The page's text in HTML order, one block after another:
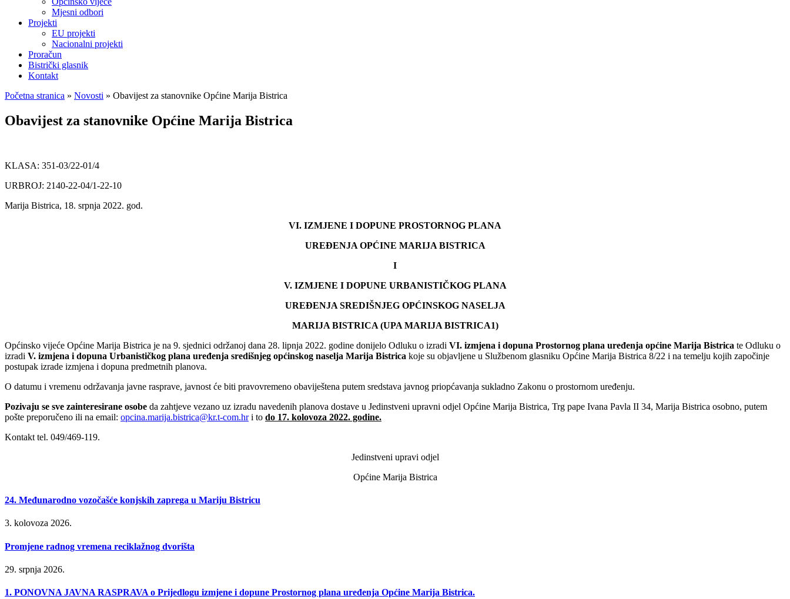
Mjesni odbori
Projekti
EU projekti
Nacionalni projekti
Proračun
Bistrički glasnik
Kontakt
Početna stranica » Novosti » Obavijest za stanovnike Općine Marija Bistrica
Obavijest za stanovnike Općine Marija Bistrica
KLASA: 351-03/22-01/4
URBROJ: 2140-22-04/1-22-10
Marija Bistrica, 18. srpnja 2022. god.
VI. IZMJENE I DOPUNE PROSTORNOG PLANA
UREĐENJA OPĆINE MARIJA BISTRICA
I
V. IZMJENE I DOPUNE URBANISTIČKOG PLANA
UREĐENJA SREDIŠNJEG OPĆINSKOG NASELJA
MARIJA BISTRICA (UPA MARIJA BISTRICA1)
Općinsko vijeće Općine Marija Bistrica je na 9. sjednici održanoj dana 28. lipnja 2022. godine donijelo Odluku o izradi VI. izmjena i dopuna Prostornog plana uređenja općine Marija Bistrica te Odluku o
izradi V. izmjena i dopuna Urbanističkog plana uređenja središnjeg općinskog naselja Marija Bistrica koje su objavljene u Službenom glasniku Općine Marija Bistrica 8/22 i na temelju kojih započinje
postupak izrade izmjena i dopuna predmetnih planova.
O datumu i vremenu održavanja javne rasprave, javnost će biti pravovremeno obaviještena putem sredstava javnog priopćavanja sukladno Zakonu o prostornom uređenju.
Pozivaju se sve zainteresirane osobe da zahtjeve vezano uz izradu navedenih planova dostave u Jedinstveni upravni odjel Općine Marija Bistrica, Trg pape Ivana Pavla II 34, Marija Bistrica osobno, putem
pošte preporučeno ili na email: opcina.marija.bistrica@kr.t-com.hri to do 17. kolovoza 2022. godine.
Kontakt tel. 049/469-119.
Jedinstveni upravi odjel
Općine Marija Bistrica
24. Međunarodno vozočašće konjskih zaprega u Mariju Bistricu
3. kolovoza 2026.
Promjene radnog vremena reciklažnog dvorišta
29. srpnja 2026.
1. PONOVNA JAVNA RASPRAVA o Prijedlogu izmjene i dopune Prostornog plana uređenja Općine Marija Bistrica.